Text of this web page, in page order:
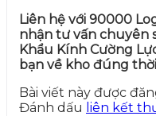
Liên hệ với 90000
nhận tư vấn chuyên
Khẩu Kính Cường
bạn về kho đúng
Bài viết này được
Đánh dấu liên kết